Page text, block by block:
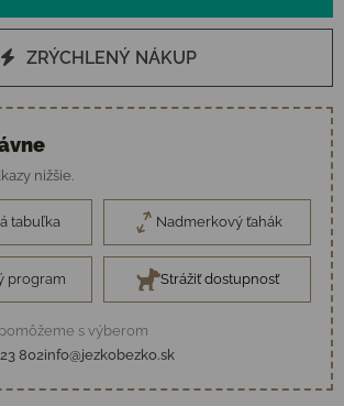
ZRÝCHLENÝ NÁKUP
nižšie.
tabuľka Nadmerkový ťahák
program Strážiť dostupnosť
s výberom
802info@jezkobezko.sk